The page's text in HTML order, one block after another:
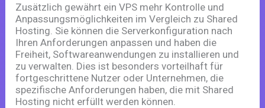
Zusätzlich gewährt ein VPS mehr Kontrolle und
Anpassungsmöglichkeiten im Vergleich zu Shared
Hosting. Sie können die Serverkonfiguration nach
Ihren Anforderungen anpassen und haben die
Freiheit, Softwareanwendungen zu installieren und
zu verwalten. Dies ist besonders vorteilhaft für
fortgeschrittene Nutzer oder Unternehmen, die
spezifische Anforderungen haben, die mit Shared
Hosting nicht erfüllt werden können.